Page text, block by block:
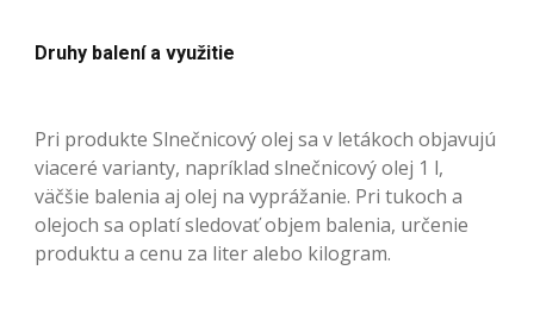
Druhy balení a využitie
Pri produkte Slnečnicový olej sa v letákoch objavujú
viaceré varianty, napríklad slnečnicový olej 1 l,
väčšie balenia aj olej na vyprážanie. Pri tukoch a
olejoch sa oplatí sledovať objem balenia, určenie
produktu a cenu za liter alebo kilogram.